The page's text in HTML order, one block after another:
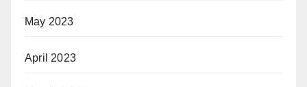
May 2023
April 2023